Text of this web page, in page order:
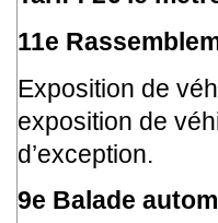
11e
Exposition de
exposition de
d’exception.
9e Balade